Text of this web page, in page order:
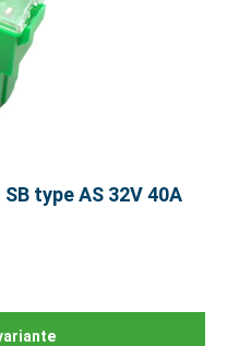
type AS 32V 40A